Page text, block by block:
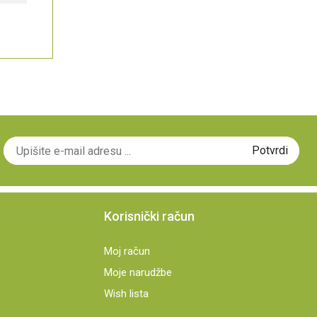
Korisnički račun
Moj račun
Moje narudžbe
Wish lista